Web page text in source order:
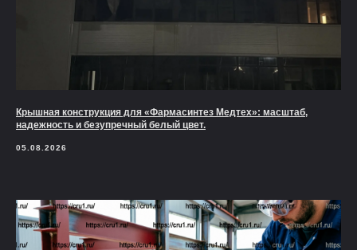
Крышная конструкция для «Фармасинтез Медтех»: масштаб,
надежность и безупречный белый цвет.
05.08.2026